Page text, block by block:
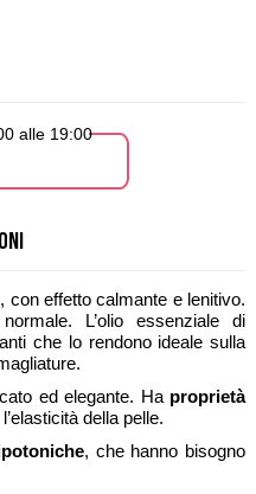
alle 19:00
con effetto calmante e lenitivo.
L’olio essenziale di
che lo rendono ideale sulla
ed elegante. Haproprietà
della pelle.
, che hanno bisogno